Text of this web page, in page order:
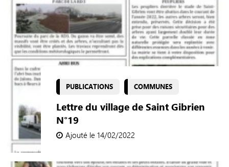
PUBLICATIONS COMMUNES
Lettre du village de Saint Gibrien
N°19
Ajouté le 14/02/2022